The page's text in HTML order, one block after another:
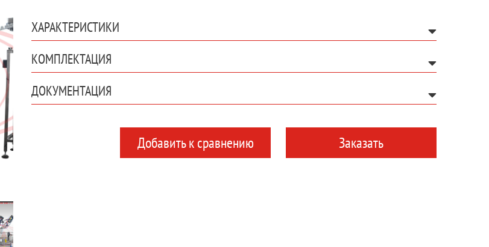
ХАРАКТЕРИСТИКИ
КОМПЛЕКТАЦИЯ
ДОКУМЕНТАЦИЯ
Добавить к сравнению Заказать